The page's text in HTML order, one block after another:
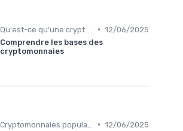
• 12/06/2025
Comprendre les bases des
cryptomonnaies
• 12/06/2025